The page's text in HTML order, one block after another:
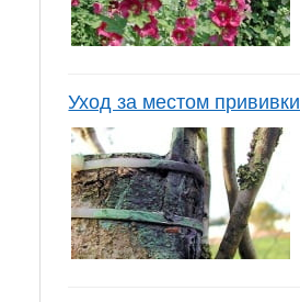
Уход за местом прививки